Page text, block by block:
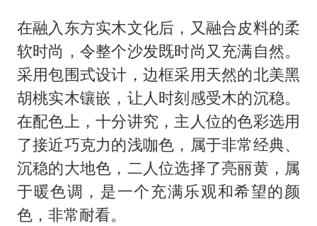
在融入东方实木文化后，又融合皮料的柔
软时尚，令整个沙发既时尚又充满自然。
采用包围式设计，边框采用天然的北美黑
胡桃实木镶嵌，让人时刻感受木的沉稳。
在配色上，十分讲究，主人位的色彩选用
了接近巧克力的浅咖色，属于非常经典、
沉稳的大地色，二人位选择了亮丽黄，属
于暖色调，是一个充满乐观和希望的颜
色，非常耐看。